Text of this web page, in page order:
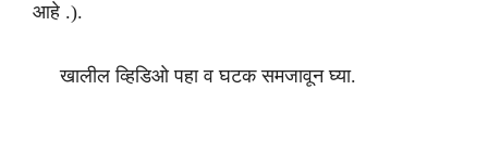
आहे .).
खालील व्हिडिओ पहा व घटक समजावून घ्या.